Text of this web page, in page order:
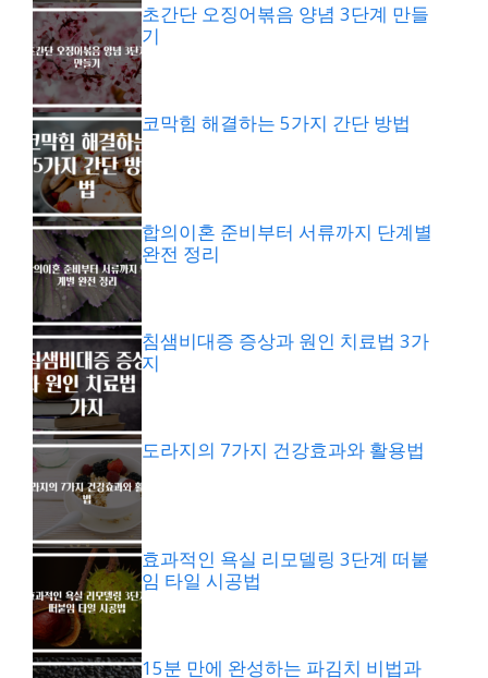
초간단 오징어볶음 양념 3단계 만들
기
코막힘 해결하는 5가지 간단 방법
합의이혼 준비부터 서류까지 단계별
완전 정리
침샘비대증 증상과 원인 치료법 3가
지
도라지의 7가지 건강효과와 활용법
효과적인 욕실 리모델링 3단계 떠붙
임 타일 시공법
15분 만에 완성하는 파김치 비법과